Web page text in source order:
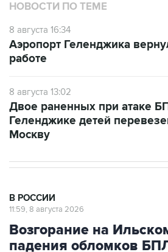
НОВОСТИ ПО ТЕМЕ
8 августа 16:34
Аэропорт Геленджика
работе
8 августа 13:02
Двое раненных при атаке
Геленджике детей
Москву
В РОССИИ
11:59, 8 августа 2026
Возгорание на
падения обломков